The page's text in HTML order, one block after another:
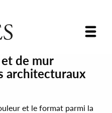
de mur
architecturaux
et le format parmi la